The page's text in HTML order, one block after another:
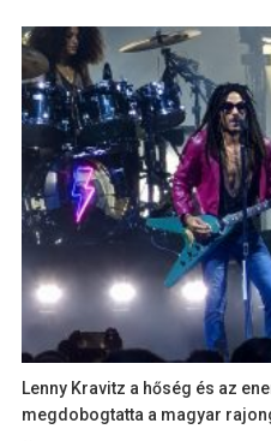
Lenny Kravitz a hőség és az
megdobogtatta a magyar